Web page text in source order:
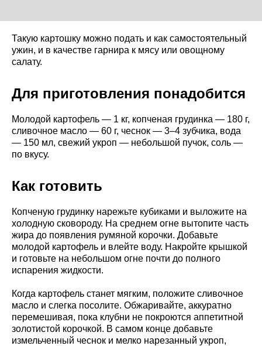
Такую картошку можно подать и как самостоятельный
ужин, и в качестве гарнира к мясу или овощному
салату.
Для приготовления понадобится
Молодой картофель — 1 кг, копченая грудинка — 180 г,
сливочное масло — 60 г, чеснок — 3–4 зубчика, вода
— 150 мл, свежий укроп — небольшой пучок, соль —
по вкусу.
Как готовить
Копченую грудинку нарежьте кубиками и выложите на
холодную сковороду. На среднем огне вытопите часть
жира до появления румяной корочки. Добавьте
молодой картофель и влейте воду. Накройте крышкой
и готовьте на небольшом огне почти до полного
испарения жидкости.
Когда картофель станет мягким, положите сливочное
масло и слегка посолите. Обжаривайте, аккуратно
перемешивая, пока клубни не покроются аппетитной
золотистой корочкой. В самом конце добавьте
измельченный чеснок и мелко нарезанный укроп,